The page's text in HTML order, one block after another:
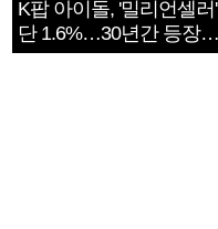
K팝 아이돌, '밀리언셀러'
단 1.6%…30년간 등장
1182개팀 전수조사